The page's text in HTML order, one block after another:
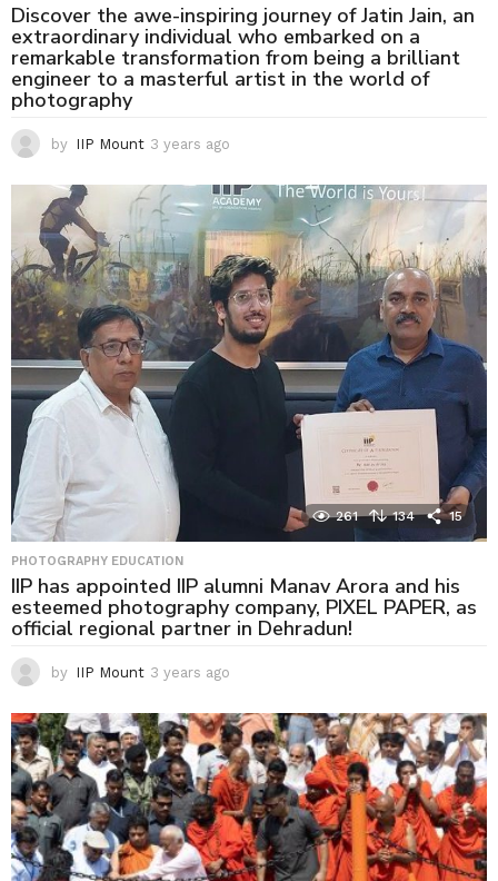
Discover the awe-inspiring journey of Jatin Jain, an
extraordinary individual who embarked on a
remarkable transformation from being a brilliant
engineer to a masterful artist in the world of
photography
by IIP Mount 3 years ago
e
a
r
s
a
g
o
261 134 15
PHOTOGRAPHY EDUCATION
IIP has appointed IIP alumni Manav Arora and his
esteemed photography company, PIXEL PAPER, as
official regional partner in Dehradun!
by IIP Mount 3 years ago
e
a
r
s
a
g
o